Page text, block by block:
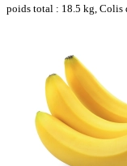
poids total : 18.5 kg, Colis